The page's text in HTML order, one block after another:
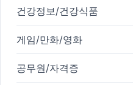
건강정보/건강식품
게임/만화/영화
공무원/자격증